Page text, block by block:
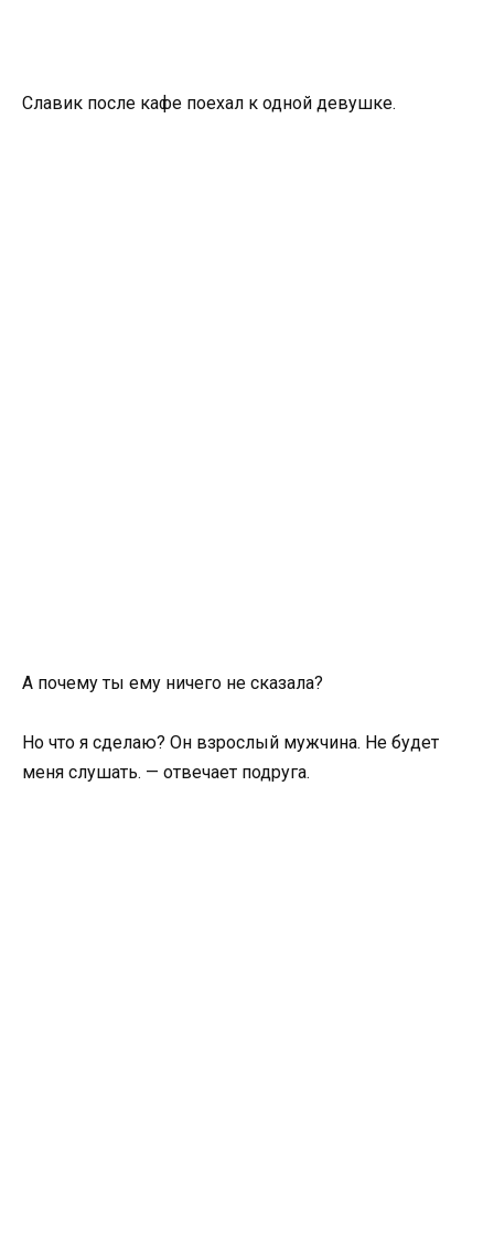
Славик после кафе поехал к одной девушке.
А почему ты ему ничего не сказала?
Но что я сделаю? Он взрослый мужчина. Не будет
меня слушать. — отвечает подруга.